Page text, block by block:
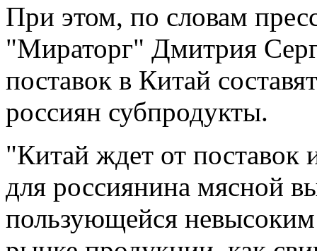
При этом, по словам
"Мираторг" Дмитрия
поставок в Китай
россиян субпродукты.
"Китай ждет от поставок
для россиянина мясной
пользующейся